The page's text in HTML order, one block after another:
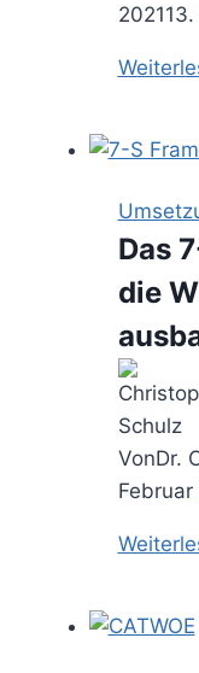
2021
Das
die
VonDr.
Februar